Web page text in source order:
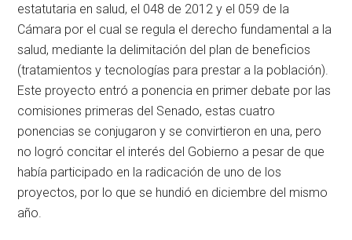
estatutaria en salud, el 048 de 2012 y el 059 de la
Cámara por el cual se regula el derecho fundamental a la
salud, mediante la delimitación del plan de beneficios
(tratamientos y tecnologías para prestar a la población).
Este proyecto entró a ponencia en primer debate por las
comisiones primeras del Senado, estas cuatro
ponencias se conjugaron y se convirtieron en una, pero
no logró concitar el interés del Gobierno a pesar de que
había participado en la radicación de uno de los
proyectos, por lo que se hundió en diciembre del mismo
año.